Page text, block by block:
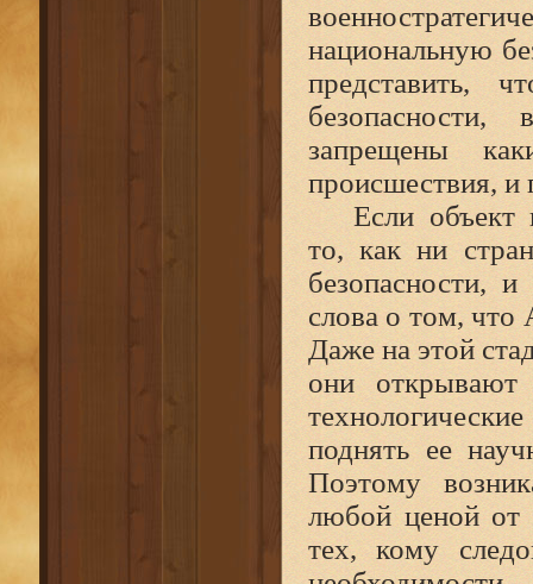
национальную
представить,
запрещены
происшествия, и
Если объект
то, как ни
безопасности,
слова о том, что
Даже на этой
они открывают
поднять ее
Поэтому
любой ценой от
тех, кому